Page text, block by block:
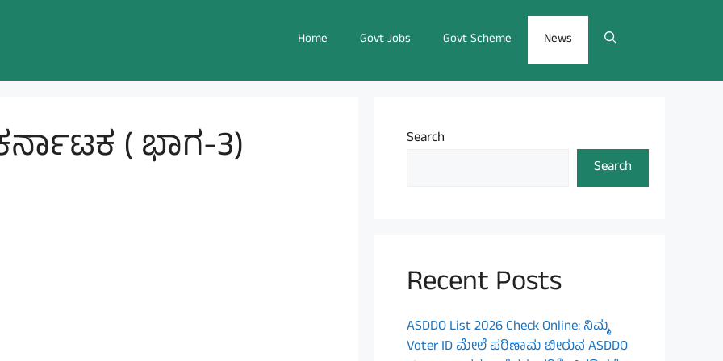
Home Govt Jobs Govt Scheme News
( ಭಾಗ-3)
Search
Search
Recent Posts
ASDDO List 2026 Check Online: ನಿಮ್ಮ
Voter ID ಮೇಲೆ ಪರಿಣಾಮ ಬೀರುವ ASDDO